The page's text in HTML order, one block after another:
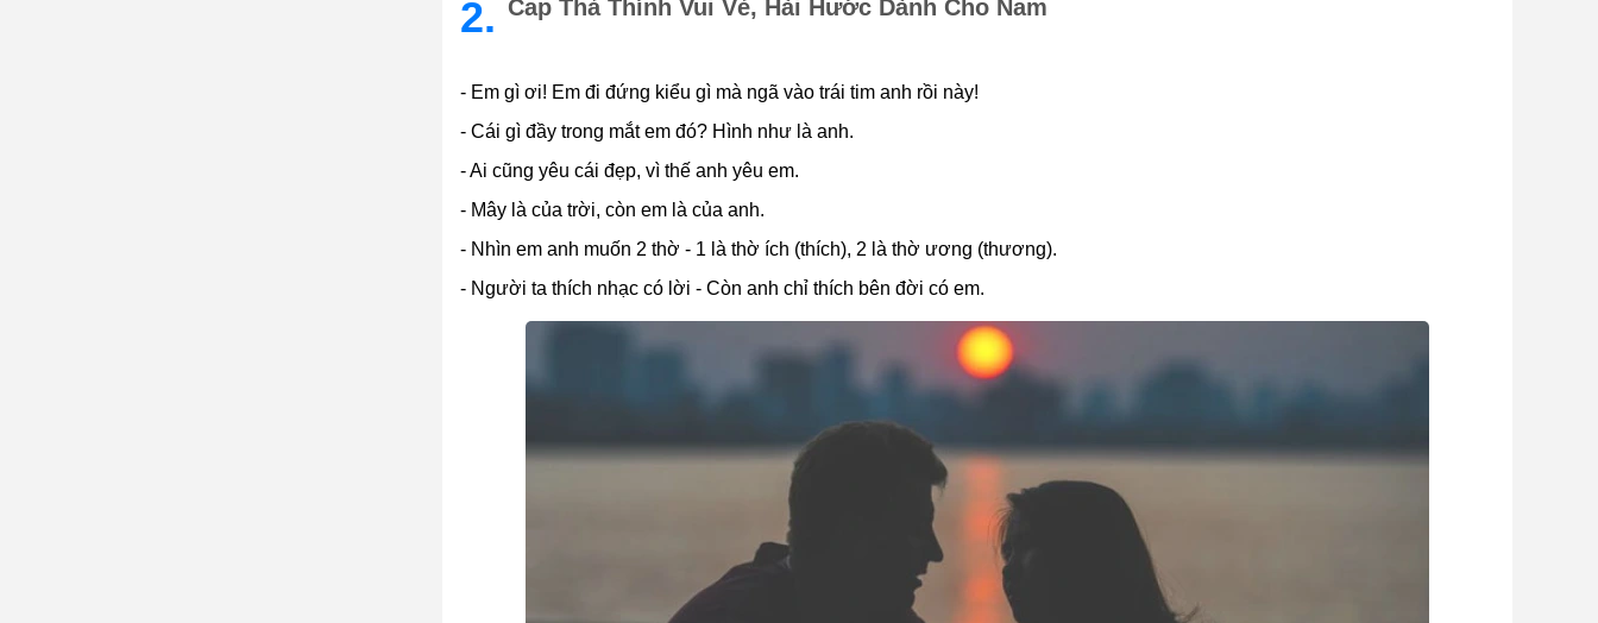
2. Cap Thả Thính Vui Vẻ, Hài Hước Dành Cho Nam
- Em gì ơi! Em đi đứng kiểu gì mà ngã vào trái tim anh rồi này!
- Cái gì đầy trong mắt em đó? Hình như là anh.
- Ai cũng yêu cái đẹp, vì thế anh yêu em.
- Mây là của trời, còn em là của anh.
- Nhìn em anh muốn 2 thờ - 1 là thờ ích (thích), 2 là thờ ương (thương).
- Người ta thích nhạc có lời - Còn anh chỉ thích bên đời có em.